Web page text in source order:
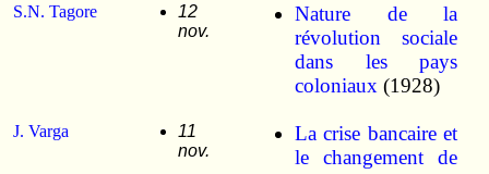
S.N. Tagore
12
nov.
Nature de la
révolution sociale
dans les pays
coloniaux (1928)
J. Varga
11
nov.
La crise bancaire et
le changement de